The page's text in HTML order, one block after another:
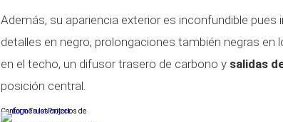
Además, su apariencia exterior es inconfundible
detalles en negro, prolongaciones también negras en
en el techo, un difusor trasero de carbono y salidas
posición central.
Conforme a los criterios de